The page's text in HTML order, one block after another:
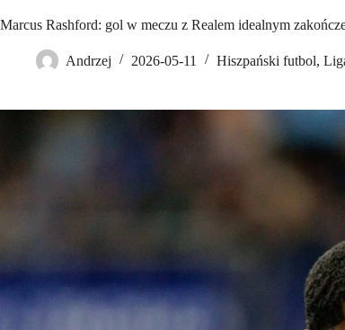
Marcus Rashford: gol w meczu z Realem idealnym
Andrzej 2026-05-11 Hiszpański futbol,